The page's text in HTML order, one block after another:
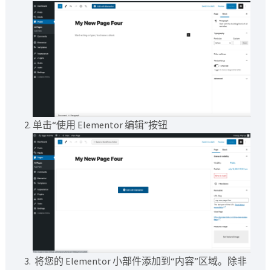
单击“使用 Elementor 编辑”按钮
将您的 Elementor 小部件添加到“内容”区域。除非